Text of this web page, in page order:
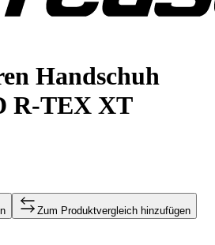
Handschuh
R-TEX XT
Zum Produktvergleich hinzufügen